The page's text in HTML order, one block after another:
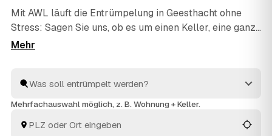
Mit AWL läuft die Entrümpelung in Geesthacht ohne
Stress: Sagen Sie uns, ob es um einen Keller, eine ganze
Wohnung, ein Haus oder eine Messie-Wohnung geht,
Nähe – von Geesthacht bisLauenburg/ Elbe
Schwarzenbek. So sparen Sie sich das einzelne
passt.
Mehrfachauswahl möglich, z. B. Wohnung + Keller.